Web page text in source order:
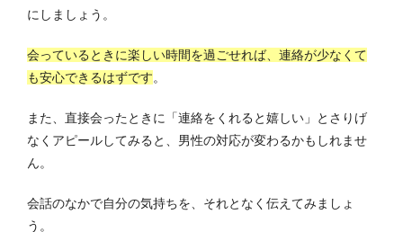
にしましょう。
会っているときに楽しい時間を過ごせれば、連絡が少なくて
も安心できるはずです。
また、直接会ったときに「連絡をくれると嬉しい」とさりげ
なくアピールしてみると、男性の対応が変わるかもしれませ
ん。
会話のなかで自分の気持ちを、それとなく伝えてみましょ
う。